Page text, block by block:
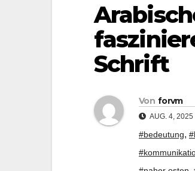
Schrift
Von forvm
AUG. 4, 2025
#bedeutung,